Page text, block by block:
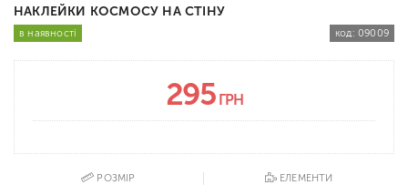
НАКЛЕЙКИ КОСМОСУ НА СТІНУ
в наявності код: 09009
295 ГРН
РОЗМІР ЕЛЕМЕНТИ